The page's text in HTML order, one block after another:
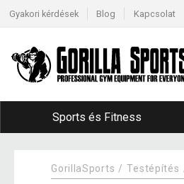
Gyakori kérdések Blog Kapcsolat
Sports és Fitness
GorillaSports Testépítés